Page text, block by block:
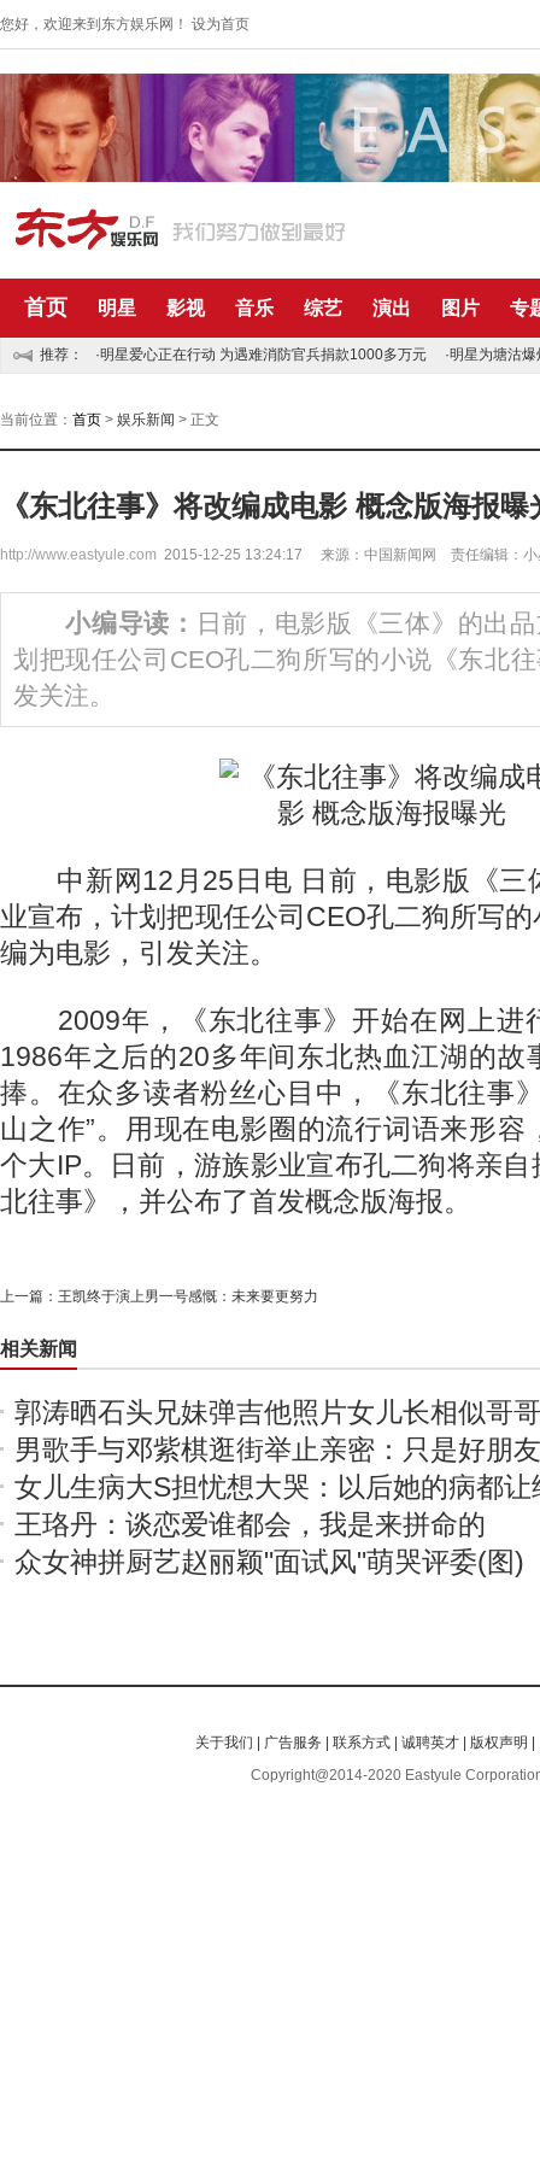
您好，欢迎来到东方娱乐网！ 设为首页
首页 明星 影视 音乐 综艺 演出 图片 专
推荐： ·明星爱心正在行动 为遇难消防官兵捐款1000多万元 ·明星为塘沽
当前位置： 首页 > 娱乐新闻 > 正文
《东北往事》将改编成电影 概念版海报曝
http://www.eastyule.com 2015-12-25 13:24:17 来源：中国新闻网 责任编辑：小
小编导读： 日前，电影版《三体》的出
划把现任公司CEO孔二狗所写的小说《东北
发关注。
中新网12月25日电 日前，电影版《三
业宣布，计划把现任公司CEO孔二狗所写
编为电影，引发关注。
2009年，《东北往事》开始在网上进
1986年之后的20多年间东北热血江湖的故
捧。在众多读者粉丝心目中，《东北往事
山之作”。用现在电影圈的流行词语来形容
个大IP。日前，游族影业宣布孔二狗将亲
北往事》，并公布了首发概念版海报。
上一篇： 王凯终于演上男一号感慨：未来要更努力
相关新闻
郭涛晒石头兄妹弹吉他照片女儿长相似哥
男歌手与邓紫棋逛街举止亲密：只是好朋
女儿生病大S担忧想大哭：以后她的病都让
王珞丹：谈恋爱谁都会，我是来拼命的
众女神拼厨艺赵丽颖"面试风"萌哭评委(图)
关于我们 广告服务 |联系方式 |诚聘英才 版权声明
Copyright@2014-2020 Eastyule